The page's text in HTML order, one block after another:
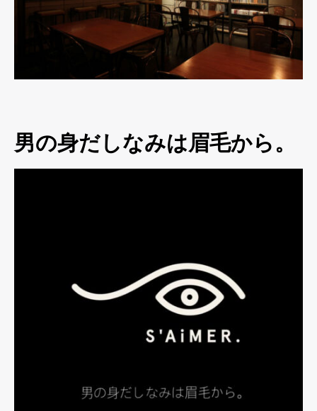
男の身だしなみは眉毛から。